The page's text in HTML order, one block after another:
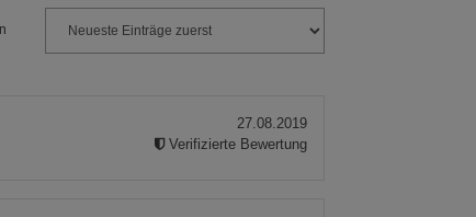
27.08.2019
Verifizierte Bewertung